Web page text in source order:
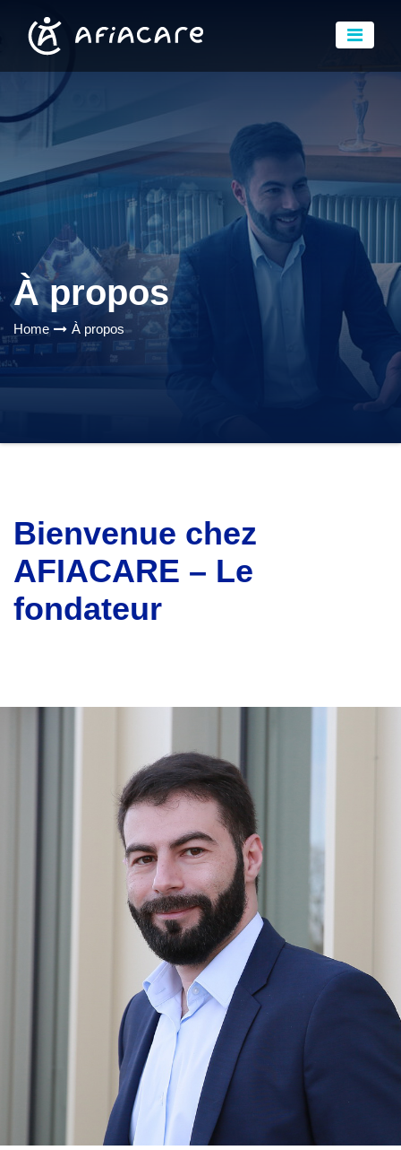
À propos
Home À propos
Bienvenue chez
AFIACARE – Le
fondateur